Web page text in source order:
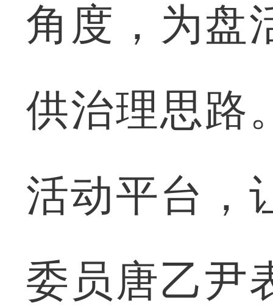
角度，为盘
供治理思路
活动平台，
委员唐乙尹